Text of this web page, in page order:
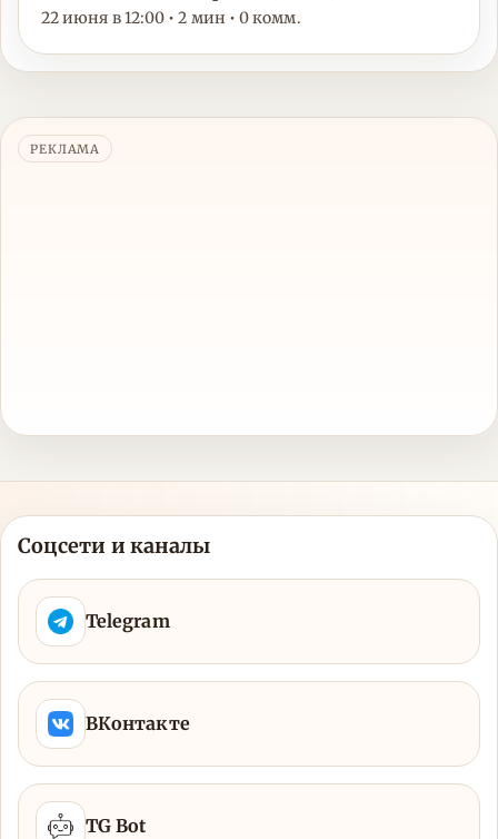
22 июня в 12:00 • 2 мин • 0 комм.
РЕКЛАМА
Соцсети и каналы
Telegram
ВКонтакте
TG Bot